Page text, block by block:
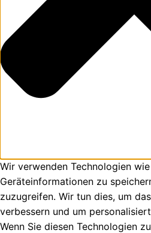
Wir verwenden Technologien
Geräteinformationen zu
zuzugreifen. Wir tun dies, um
verbessern und um
Wenn Sie diesen Technologien